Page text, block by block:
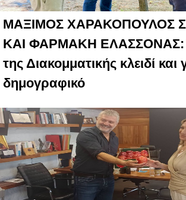
ΜΑΞΙΜΟΣ ΧΑΡΑΚΟΠΟΥΛΟΣ
ΚΑΙ ΦΑΡΜΑΚΗ ΕΛΑΣΣΟΝΑΣ:
της Διακομματικής κλειδί και
δημογραφικό